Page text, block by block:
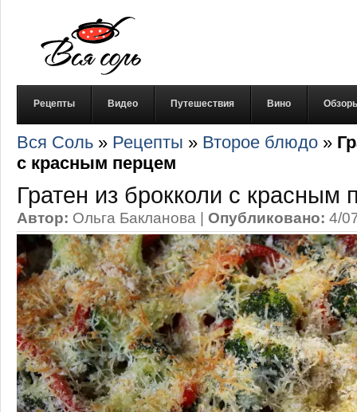
Рецепты Видео Путешествия Вино
Вся Соль » Рецепты » Второе блюдо »
с красным перцем
Гратен из брокколи с красным
Автор: Ольга Бакланова | Опубликовано: 4/